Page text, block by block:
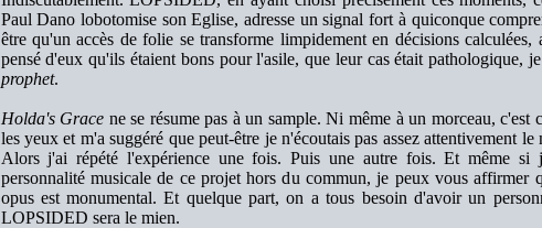
Paul Dano lobotomise son Eglise, adresse un signal fort à quiconque
être qu'un accès de folie se transforme limpidement en décisions calculées,
pensé d'eux qu'ils étaient bons pour l'asile, que leur cas était pathologique,
prophet.
Holda's Grace ne se résume pas à un sample. Ni même à un morceau,
les yeux et m'a suggéré que peut-être je n'écoutais pas assez attentivement
Alors j'ai répété l'expérience une fois. Puis une autre fois. Et même
personnalité musicale de ce projet hors du commun, je peux vous affirmer
opus est monumental. Et quelque part, on a tous besoin d'avoir un
LOPSIDED sera le mien.